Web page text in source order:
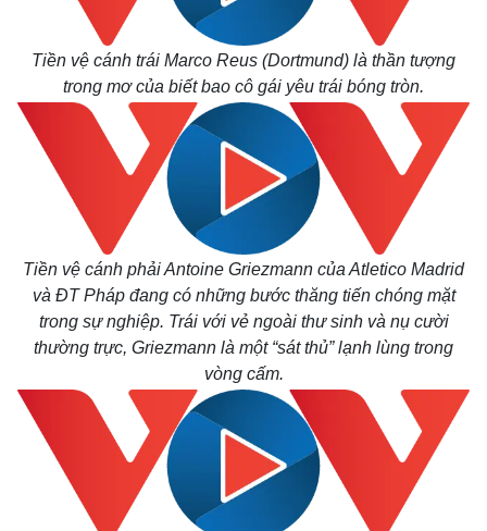
Kinh tế
Bất động sản
Khởi nghiệp
Thị trường
Giá vàng
Tiêu dùng
Tỷ giá
Chứng khoán
Giá cà phê
Tiền vệ cánh trái Marco Reus (Dortmund) là thần tượng
trong mơ của biết bao cô gái yêu trái bóng tròn.
Tiền vệ cánh phải Antoine Griezmann của Atletico Madrid
và ĐT Pháp đang có những bước thăng tiến chóng mặt
trong sự nghiệp. Trái với vẻ ngoài thư sinh và nụ cười
thường trực, Griezmann là một “sát thủ” lạnh lùng trong
vòng cấm.